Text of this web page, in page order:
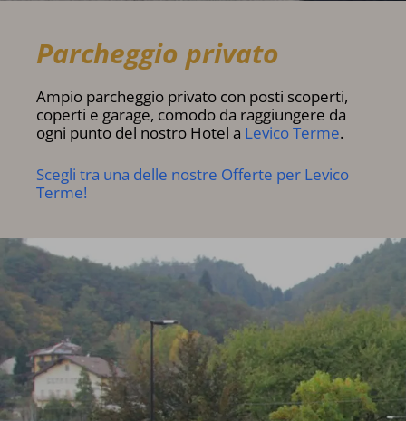
Parcheggio privato
Ampio parcheggio privato con posti scoperti,
coperti e garage, comodo da raggiungere da
ogni punto del nostro Hotel a Levico Terme.
Scegli tra una delle nostre Offerte per Levico
Terme!